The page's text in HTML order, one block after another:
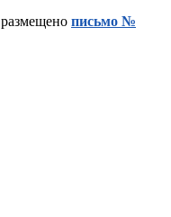
размещено письмо №